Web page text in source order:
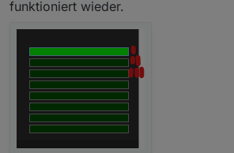
funktioniert wieder.